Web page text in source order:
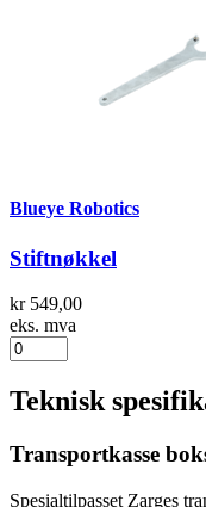
Blueye Robotics
Stiftnøkkel
kr 549,00
eks. mva
Teknisk
Transportkasse
Spesialtilpasset Zarges